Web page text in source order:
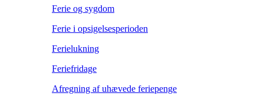
Ferie og sygdom
Ferie i opsigelsesperioden
Ferielukning
Feriefridage
Afregning af uhævede feriepenge